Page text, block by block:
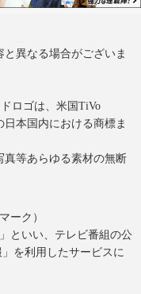
異なる場合がございま
ロゴは、米国TiVo
本国内における商標ま
真等あらゆる素材の無断
ーク）
といい、テレビ番組の公
を利用したサービスに